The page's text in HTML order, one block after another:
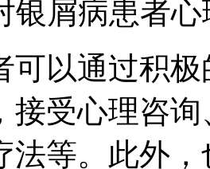
银屑病患者
可以通过积
接受心理咨
法等。此外